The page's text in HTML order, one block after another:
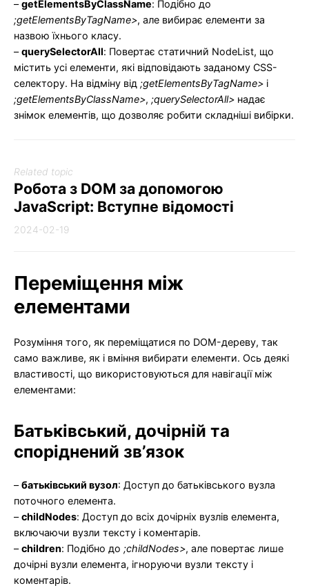
–getElementsByClassName: Подібно до
;getElementsByTagName>, але вибирає елементи за
назвою їхнього класу.
–querySelectorAll: Повертає статичний NodeList, що
містить усі елементи, які відповідають заданому CSS-
селектору. На відміну від ;getElementsByTagName> і
;getElementsByClassName>, ;querySelectorAll> надає
знімок елементів, що дозволяє робити складніші вибірки.
Related topic
Робота з DOM за допомогою
JavaScript: Вступне відомості
2024-02-19
Переміщення між
елементами
Розуміння того, як переміщатися по DOM-дереву, так
само важливе, як і вміння вибирати елементи. Ось деякі
властивості, що використовуються для навігації між
елементами:
Батьківський, дочірній та
споріднений зв’язок
–батьківський вузол: Доступ до батьківського вузла
поточного елемента.
–childNodes: Доступ до всіх дочірніх вузлів елемента,
включаючи вузли тексту і коментарів.
–children: Подібно до ;childNodes>, але повертає лише
дочірні вузли елемента, ігноруючи вузли тексту і
коментарів.